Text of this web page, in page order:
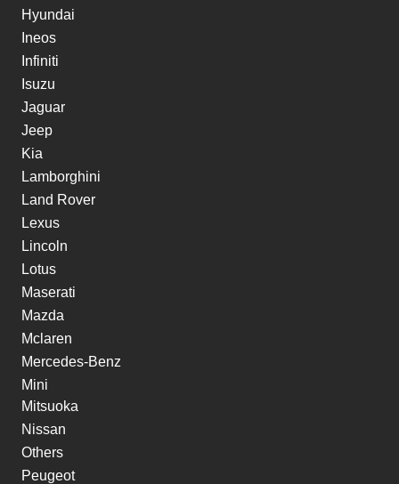
Hyundai
Ineos
Infiniti
Isuzu
Jaguar
Jeep
Kia
Lamborghini
Land Rover
Lexus
Lincoln
Lotus
Maserati
Mazda
Mclaren
Mercedes-Benz
Mini
Mitsuoka
Nissan
Others
Peugeot